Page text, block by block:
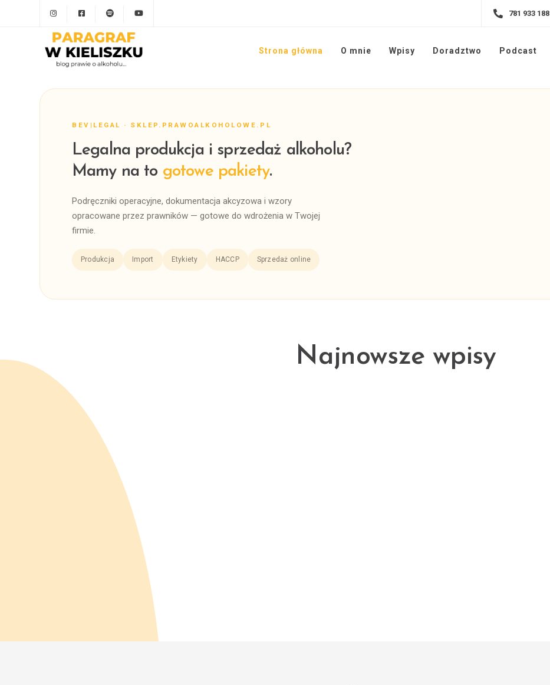
781 933 188
Strona główna O mnie Wpisy Doradztwo Podcast
BEV|LEGAL · SKLEP.PRAWOALKOHOLOWE.PL
Legalna produkcja i sprzedaż alkoholu?
Mamy na to gotowe pakiety.
Podręczniki operacyjne, dokumentacja akcyzowa i wzory
opracowane przez prawników — gotowe do wdrożenia w Twojej
firmie.
Produkcja Import Etykiety HACCP Sprzedaż online
Najnowsze wpisy